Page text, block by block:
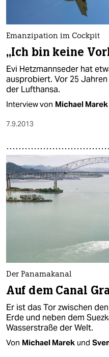
Emanzipation im Cockpit
„Ich bin keine
Evi Hetzmannseder hat
ausprobiert. Vor 25
der Lufthansa.
Interview von Michael Marek
7.9.2013
Der Panamakanal
Auf dem Canal
Er ist das Tor zwischen
Erde und neben dem
Wasserstraße der Welt.
Von Michael Marek und